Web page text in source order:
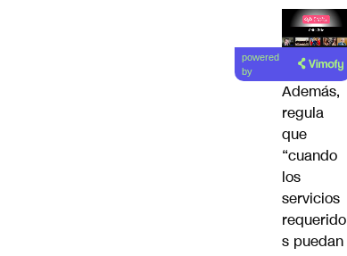
Lea el
artículo
powered
by
Además,
regula
que
“cuando
los
servicios
requerido
s puedan